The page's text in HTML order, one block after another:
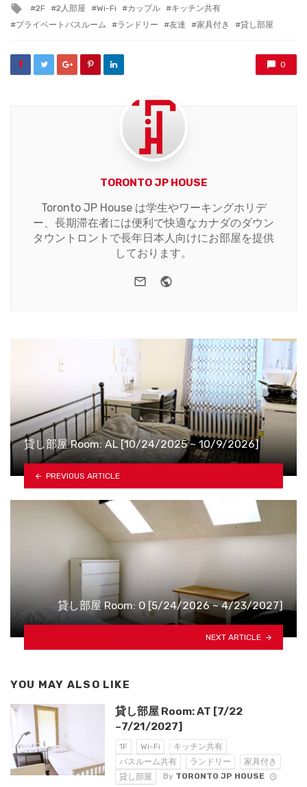
Tagged
with
2F 2人部屋 Wi-Fi カップル
キッチン共有
プライベートバスルーム
ランドリー 友達 家具付き 貸し部屋
0
TORONTO JP HOUSE
Toronto JP House は学生やワーキングホリデ
ー、長期滞在者には便利で快適なカナダのダウン
タウントロントで長年日本人向けにお部屋を提供
しております。
e-mail
貸し部屋 Room: AL [10/24/2025 ~ 10/9/2026]
PREVIOUS ARTICLE
貸し部屋 Room: O [5/24/2026 ~ 4/23/2027]
NEXT ARTICLE
YOU MAY ALSO LIKE
貸し部屋 Room: AT [7/22
~7/21/2027]
1F Wi-Fi
キッチン共有
バスルーム共有
ランドリー
家具付き
貸し部屋
By TORONTO JP HOUSE